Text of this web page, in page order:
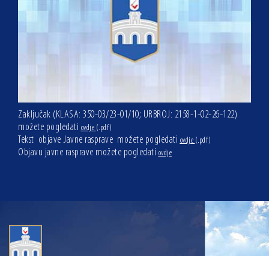
Zaključak (KLASA: 350-03/23-01/10; URBROJ: 2158-1-02-26-122)
možete pogledati ovdje (.pdf)
Tekst objave Javne rasprave možete pogledati ovdje (.pdf)
Objavu javne rasprave možete pogledati ovdje